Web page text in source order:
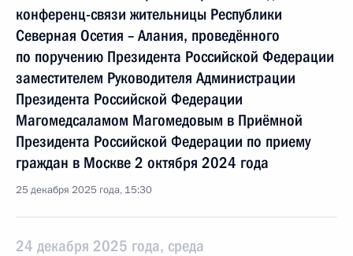
конференц-связи жительницы Республики
Северная Осетия – Алания, проведённого
по поручению Президента Российской Федерации
заместителем Руководителя Администрации
Президента Российской Федерации
Магомедсаламом Магомедовым в Приёмной
Президента Российской Федерации по приему
граждан в Москве 2 октября 2024 года
25 декабря 2025 года, 15:30
24 декабря 2025 года, среда